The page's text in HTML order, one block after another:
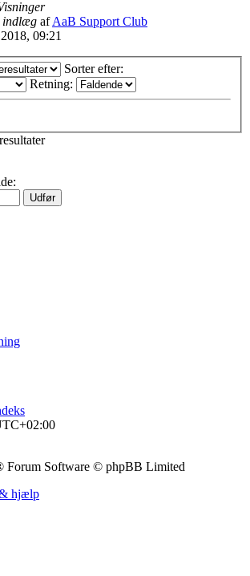
indlæg afAaB Support Club
09:21
Sorter efter:
Retning:
Forum Software © phpBB Limited
hjælp